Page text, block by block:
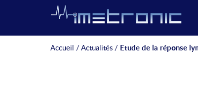
Accueil /Actualités / Etude de la répοnse